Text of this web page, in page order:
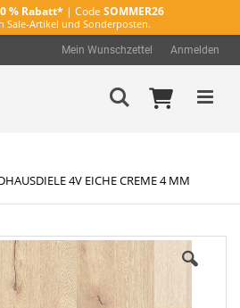
% Rabatt* | Code SOMMER26
Sale-Artikel und Sonderposten.
Mein
Mein Wunschzettel Anmelden
Suche
4V EICHE CREME 4 MM